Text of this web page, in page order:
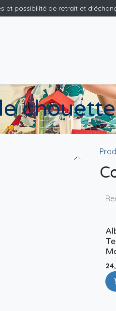
et possibilité de retrait et